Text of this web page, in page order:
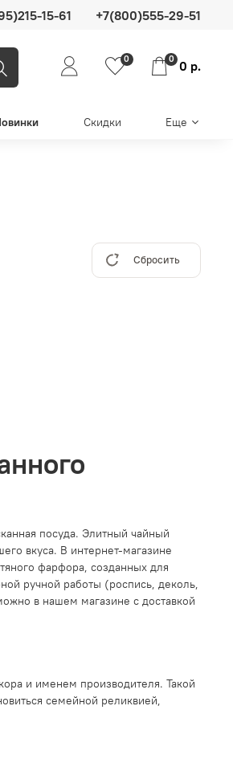
15-61 +7(800)555-29-51
0 0 0 р.
Скидки Еще
Сбросить
посуда. Элитный чайный
вкуса. В интернет-магазине
фарфора, созданных для
ручной работы (роспись, деколь,
в нашем магазине с доставкой
и именем производителя. Такой
семейной реликвией,